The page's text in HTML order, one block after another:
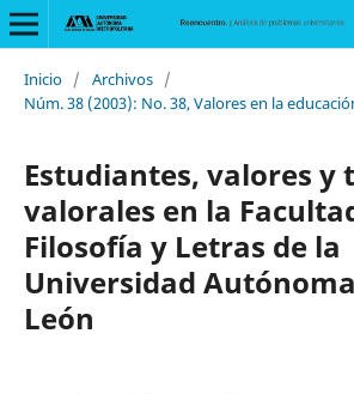
Inicio / Archivos /
Núm. 38 (2003): No. 38, Valores en la
Estudiantes, valores y
valorales en la
Filosofía y Letras de la
Universidad
León